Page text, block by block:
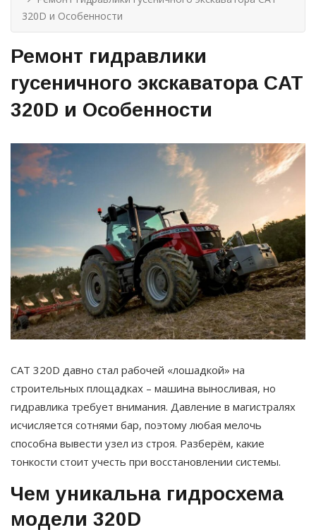
320D и Особенности
Ремонт гидравлики
гусеничного экскаватора CAT
320D и Особенности
CAT 320D давно стал рабочей «лошадкой» на
строительных площадках – машина выносливая, но
гидравлика требует внимания. Давление в магистралях
исчисляется сотнями бар, поэтому любая мелочь
способна вывести узел из строя. Разберём, какие
тонкости стоит учесть при восстановлении системы.
Чем уникальна гидросхема
модели 320D